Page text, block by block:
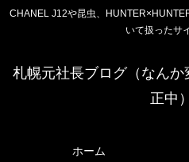
CHANEL J12や昆虫、
いて扱ったサ
札幌元社長ブログ（なん
正中）
ホーム